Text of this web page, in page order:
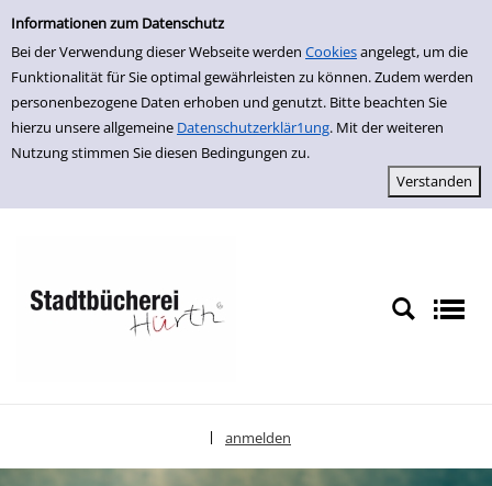
Einfache Suche
Informationen zum Datenschutz
Bei der Verwendung dieser Webseite werden Cookiesangelegt, um die
Funktionalität für Sie optimal gewährleisten zu können. Zudem werden
personenbezogene Daten erhoben und genutzt. Bitte beachten Sie
hierzu unsere allgemeine Datenschutzerklär1ung. Mit der weiteren
Nutzung stimmen Sie diesen Bedingungen zu.
zur Navigation springen
zum Inhalt springen
Zu den Suchfiltern springen
Zur Trefferliste springen
anmelden